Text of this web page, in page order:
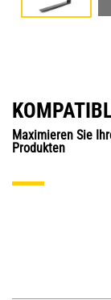
Maximieren Sie
Produkten